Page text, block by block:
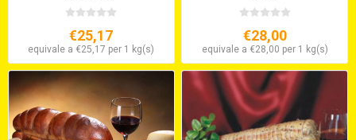
€25,17
equivale a €25,17 per 1 kg(s)
€28,00
equivale a €28,00 per 1 kg(s)